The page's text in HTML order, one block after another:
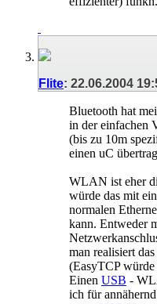
Flite: 22.06.2004
Bluetooth hat
in der einfachen
(bis zu 10m
einen uC
WLAN ist eher
würde das mit
normalen
kann. Entweder
man realisiert
(EasyTCP
Einen USB -
ich für